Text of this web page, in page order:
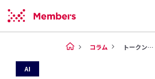
コラム トークンマネジメントとは何か？...
AI